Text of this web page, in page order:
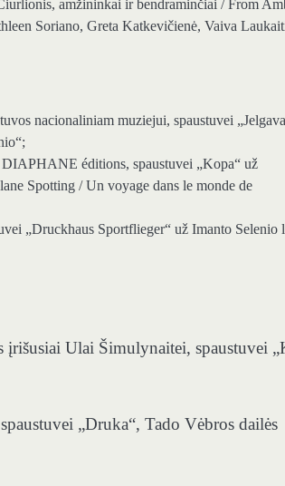
amžininkai ir bendraminčiai / From
Soriano, Greta Katkevičienė, Vaiva
nacionaliniam muziejui, spaustuvei
DIAPHANE éditions, spaustuvei „Kopa“ už
Spotting / Un voyage dans le monde de
„Druckhaus Sportflieger“ už Imanto Selenio
įrišusiai Ulai Šimulynaitei, spaustuvei
„Druka“, Tado Vėbros dailės